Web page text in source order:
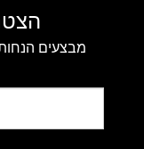
מבצעים הנחות